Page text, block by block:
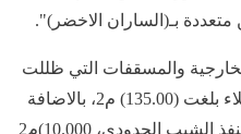
بـ(الساران الاخضر)".
والمسقفات التي ظللت
بـ(الساران الاخضر) في مدينة كربلاء بلغت (135.00) م2، بالاضافة
تظليل مساحة ( 30.000 )م2 في منفذ الشيب الحدودي، 10.000)م2